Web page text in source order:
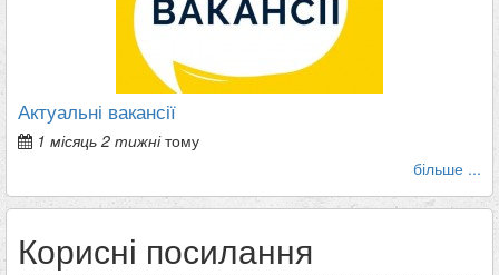
Актуальні вакансії
1 місяць 2 тижнітому
більше ...
Корисні посилання